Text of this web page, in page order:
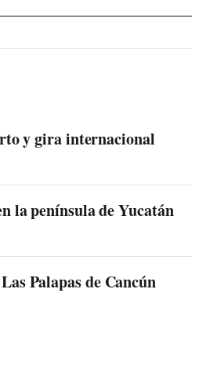
y gira internacional
la península de Yucatán
Palapas de Cancún